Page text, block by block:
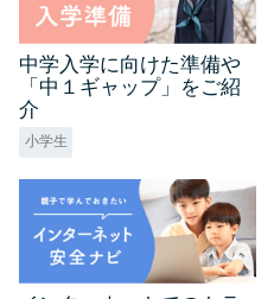
中学入学に向けた準備や
「中１ギャップ」をご紹
介
小学生